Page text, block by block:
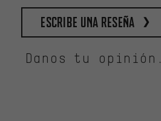
escribe una reseña
Danos tu opinión.